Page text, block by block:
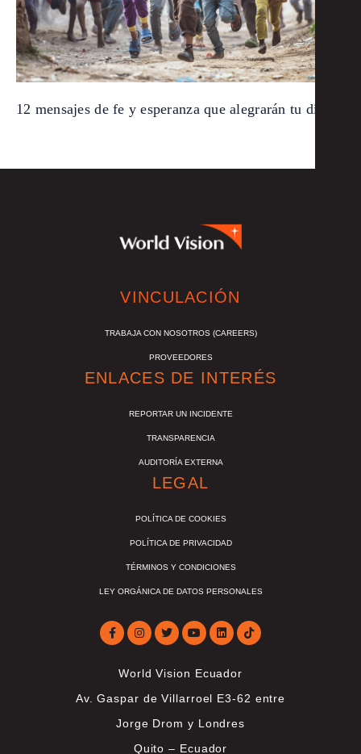
12 mensajes de fe y esperanza que alegrarán tu día
VINCULACIÓN
TRABAJA CON NOSOTROS (CAREERS)
PROVEEDORES
ENLACES DE INTERÉS
REPORTAR UN INCIDENTE
TRANSPARENCIA
AUDITORÍA EXTERNA
LEGAL
POLÍTICA DE COOKIES
POLÍTICA DE PRIVACIDAD
TÉRMINOS Y CONDICIONES
LEY ORGÁNICA DE DATOS PERSONALES
World Vision Ecuador
Av. Gaspar de Villarroel E3-62 entre
Jorge Drom y Londres
Quito – Ecuador